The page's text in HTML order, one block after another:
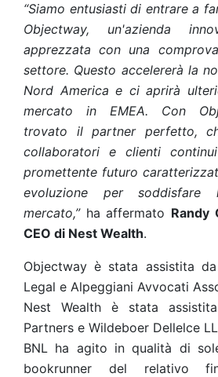
“Siamo entusiasti di entrare a
Objectway, un'azienda
apprezzata con una
settore. Questo accelererà la
Nord America e ci aprirà
mercato in EMEA. Con
trovato il partner perfetto,
collaboratori e clienti
promettente futuro
evoluzione per soddisfare
mercato,” ha affermato Randy
CEO di Nest Wealth.
Objectway è stata assistita
Legal e Alpeggiani Avvocati
Nest Wealth è stata
Partners e Wildeboer Dellelce
BNL ha agito in qualità di
bookrunner del relativo